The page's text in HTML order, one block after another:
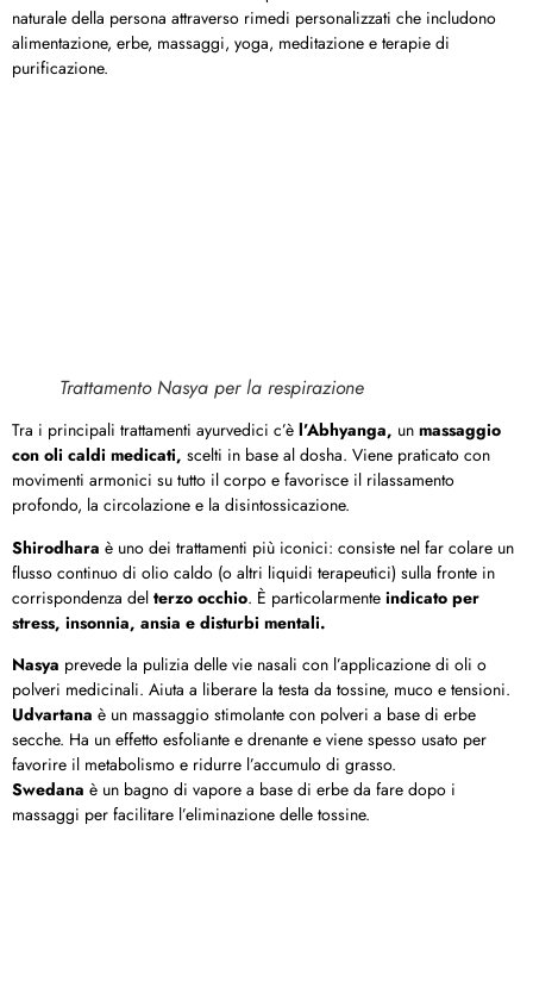
naturale della persona attraverso rimedi personalizzati che includono
alimentazione, erbe, massaggi, yoga, meditazione e terapie di
purificazione.
Trattamento Nasya per la respirazione
Tra i principali trattamenti ayurvedici c’è l’Abhyanga, un massaggio
con oli caldi medicati, scelti in base al dosha. Viene praticato con
movimenti armonici su tutto il corpo e favorisce il rilassamento
profondo, la circolazione e la disintossicazione.
Shirodhara è uno dei trattamenti più iconici: consiste nel far colare un
flusso continuo di olio caldo (o altri liquidi terapeutici) sulla fronte in
corrispondenza del terzo occhio. È particolarmente indicato per
stress, insonnia, ansia e disturbi mentali.
Nasya prevede la pulizia delle vie nasali con l’applicazione di oli o
polveri medicinali. Aiuta a liberare la testa da tossine, muco e tensioni.
Udvartana è un massaggio stimolante con polveri a base di erbe
secche. Ha un effetto esfoliante e drenante e viene spesso usato per
favorire il metabolismo e ridurre l’accumulo di grasso.
Swedana è un bagno di vapore a base di erbe da fare dopo i
massaggi per facilitare l’eliminazione delle tossine.